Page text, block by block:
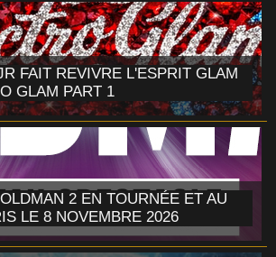
FAIT REVIVRE L'ESPRIT GLAM
GLAM PART 1
2 EN TOURNÉE ET AU
LE 8 NOVEMBRE 2026